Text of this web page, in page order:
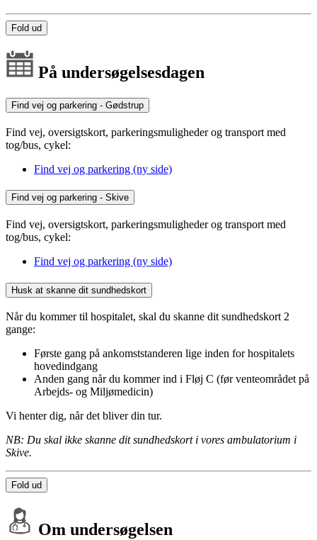
Fold ud
På undersøgelsesdagen
Find vej og parkering - Gødstrup
Find vej, oversigtskort, parkeringsmuligheder og transport med
tog/bus, cykel:
Find vej og parkering (ny side)
Find vej og parkering - Skive
Find vej, oversigtskort, parkeringsmuligheder og transport med
tog/bus, cykel:
Find vej og parkering (ny side)
Husk at skanne dit sundhedskort
Når du kommer til hospitalet, skal du skanne dit sundhedskort 2
gange:
Første gang på ankomststanderen lige inden for hospitalets
hovedindgang
Anden gang når du kommer ind i Fløj C (før venteområdet på
Arbejds- og Miljømedicin)
Vi henter dig, når det bliver din tur.
NB: Du skal ikke skanne dit sundhedskort i vores ambulatorium i
Skive.
Fold ud
Om undersøgelsen